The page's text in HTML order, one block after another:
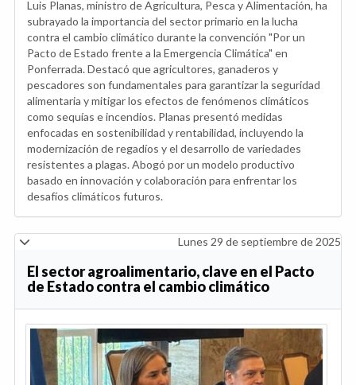
Luis Planas, ministro de Agricultura, Pesca y Alimentación, ha
subrayado la importancia del sector primario en la lucha
contra el cambio climático durante la convención "Por un
Pacto de Estado frente a la Emergencia Climática" en
Ponferrada. Destacó que agricultores, ganaderos y
pescadores son fundamentales para garantizar la seguridad
alimentaria y mitigar los efectos de fenómenos climáticos
como sequías e incendios. Planas presentó medidas
enfocadas en sostenibilidad y rentabilidad, incluyendo la
modernización de regadíos y el desarrollo de variedades
resistentes a plagas. Abogó por un modelo productivo
basado en innovación y colaboración para enfrentar los
desafíos climáticos futuros.
Lunes 29 de septiembre de 2025
El sector agroalimentario, clave en el Pacto
de Estado contra el cambio climático